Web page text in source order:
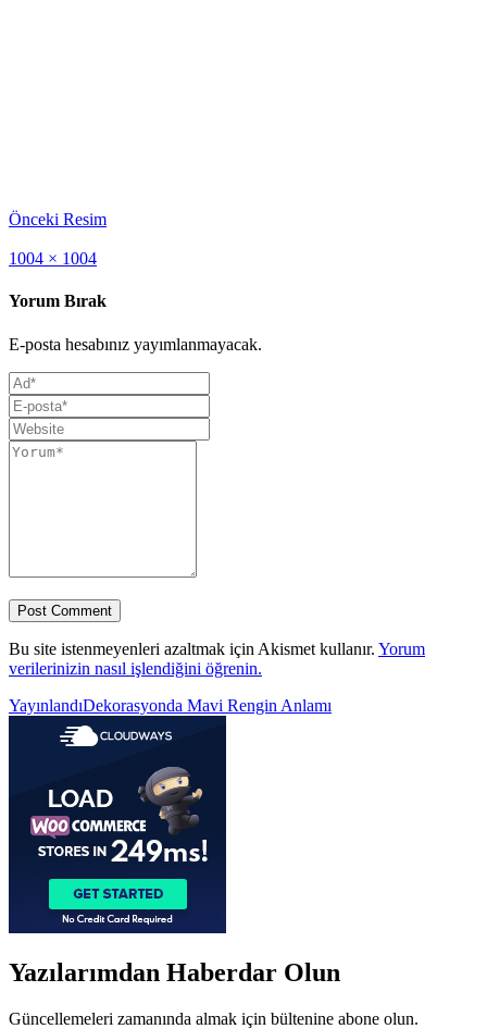
Önceki Resim
Full
1004 × 1004
Yorum Bırak
E-posta hesabınız yayımlanmayacak.
Bu site istenmeyenleri azaltmak için Akismet kullanır. Yorum
verilerinizin nasıl işlendiğini öğrenin.
Yazı
gezinmesi
YayınlandıDekorasyonda Mavi Rengin Anlamı
Yazılarımdan Haberdar Olun
Güncellemeleri zamanında almak için bültenine abone olun.